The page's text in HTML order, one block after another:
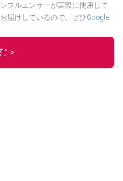
フルエンサーが実際に使用して
届けしているので、ぜひGoogle
オシストの他の記事を読む
＞